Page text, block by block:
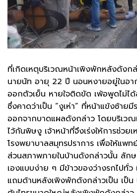
ที่เกิดเหตุบริเวณหน้าเพิงพักหลังดังก
นายนัท อายุ 22 ปี นอนหงายอยู่ในอา
ออกตัวเย็น หายใจติดขัด เพ้อพูดไม่ไ
ซึ่งคาดว่าเป็น “งูเห่า” ที่หน้าแข้งซ้าย
ออกจากบาดแผลดังกล่าว โดยบริเว
ไว้กันพิษงู เจ้าหน้าที่จึงเร่งให้การช่วย
โรงพยาบาลสมุทรปราการ เพื่อให้แพ
ส่วนสภาพภายในบ้านดังกล่าวนั้น ลัก
เองแบบง่าย ๆ มีข้าวของว่างรกไปทั่
แถมด้านหลังเพิงพักดังกล่าวเป็น เป็